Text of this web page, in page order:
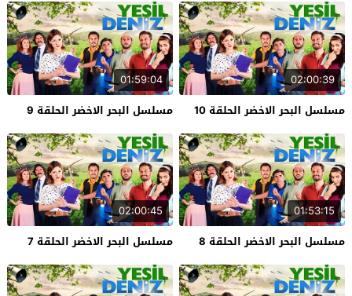
02:00:39
مسلسل البحر الاخضر الحلقة 10
01:59:04
مسلسل البحر الاخضر الحلقة 9
01:53:15
مسلسل البحر الاخضر الحلقة 8
02:00:45
مسلسل البحر الاخضر الحلقة 7